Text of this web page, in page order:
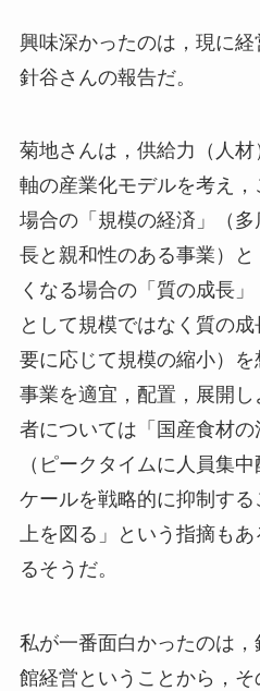
興味深かったのは，現に
針谷さんの報告だ。
菊地さんは，供給力（人
軸の産業化モデルを考え
場合の「規模の経済」（
長と親和性のある事業）
くなる場合の「質の成長
として規模ではなく質の
要に応じて規模の縮小）
事業を適宜，配置，展開
者については「国産食材
（ピークタイムに人員集
ケールを戦略的に抑制す
上を図る」という指摘も
るそうだ。
私が一番面白かったのは
館経営ということから，